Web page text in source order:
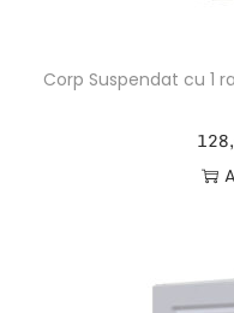
Corp Suspendat cu 1